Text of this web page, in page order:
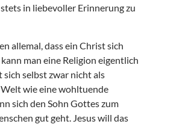
in liebevoller Erinnerung zu
allemal, dass ein Christ sich
man eine Religion eigentlich
selbst zwar nicht als
wie eine wohltuende
sich den Sohn Gottes zum
gut geht. Jesus will das